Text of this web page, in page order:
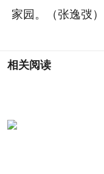
家园。（张逸弢）
相关阅读